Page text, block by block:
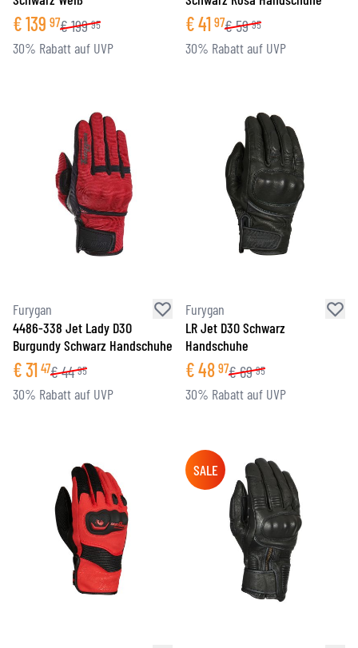
€139 97€199 95
30% Rabatt auf UVP
€41 97€59 95
30% Rabatt auf UVP
Furygan
4486-338 Jet Lady D3O
Burgundy Schwarz Handschuhe
€31 47€44 95
30% Rabatt auf UVP
Furygan
LR Jet D3O Schwarz
Handschuhe
€48 97€69 95
30% Rabatt auf UVP
SALE